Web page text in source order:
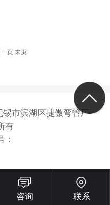
页 末页
市滨湖区捷傲弯管厂
有
：
咨询 联系